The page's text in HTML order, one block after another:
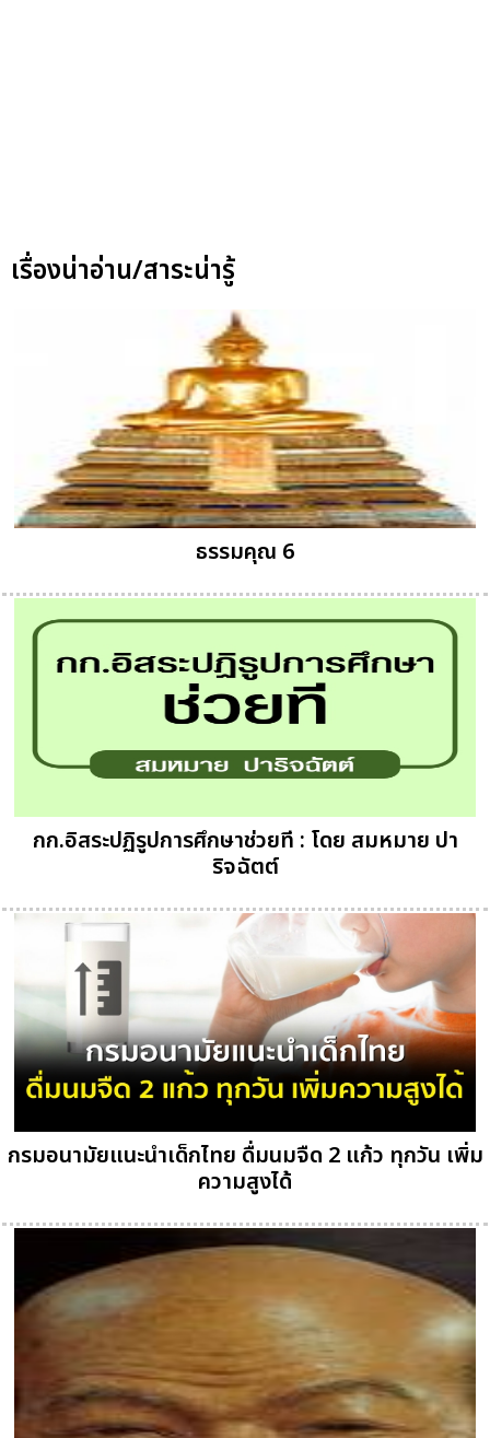
เรื่องน่าอ่าน/สาระน่ารู้
ธรรมคุณ 6
กก.อิสระปฏิรูปการศึกษาช่วยที : โดย สมหมาย ปา
ริจฉัตต์
กรมอนามัยแนะนำเด็กไทย ดื่มนมจืด 2 แก้ว ทุกวัน เพิ่ม
ความสูงได้